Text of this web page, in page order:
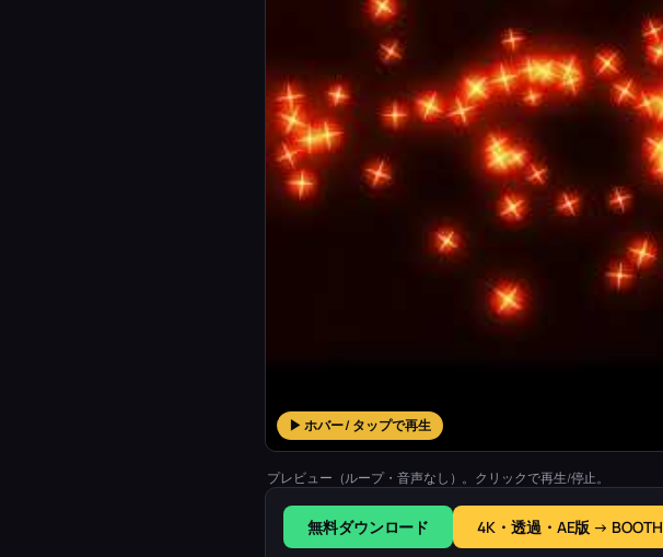
▶ ホバー / タップで再生
プレビュー（ループ・音声なし）。クリックで再生/停止。
無料ダウンロード 4K・透過・AE版 → BOOTH